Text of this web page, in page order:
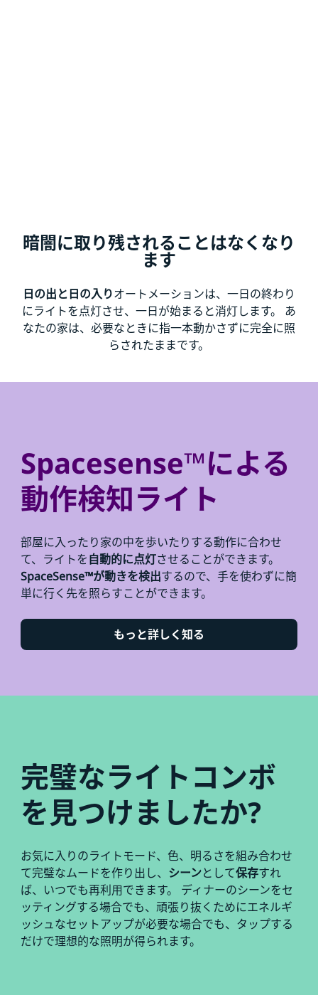
暗闇に取り残されることはなくなり
ます
日の出と日の入りオートメーションは、一日の終わり
にライトを点灯させ、一日が始まると消灯します。 あ
なたの家は、必要なときに指一本動かさずに完全に照
らされたままです。
Spacesense™による
動作検知ライト
部屋に入ったり家の中を歩いたりする動作に合わせ
て、ライトを自動的に点灯させることができます。
SpaceSense™が動きを検出するので、手を使わずに簡
単に行く先を照らすことができます。
もっと詳しく知る
完璧なライトコンボ
を見つけましたか?
お気に入りのライトモード、色、明るさを組み合わせ
て完璧なムードを作り出し、 シーンとして保存すれ
ば、いつでも再利用できます。 ディナーのシーンをセ
ッティングする場合でも、頑張り抜くためにエネルギ
ッシュなセットアップが必要な場合でも、タップする
だけで理想的な照明が得られます。